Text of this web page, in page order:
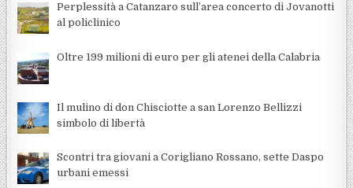
Perplessità a Catanzaro sull’area concerto di Jovanotti
al policlinico
Oltre 199 milioni di euro per gli atenei della Calabria
Il mulino di don Chisciotte a san Lorenzo Bellizzi
simbolo di libertà
Scontri tra giovani a Corigliano Rossano, sette Daspo
urbani emessi